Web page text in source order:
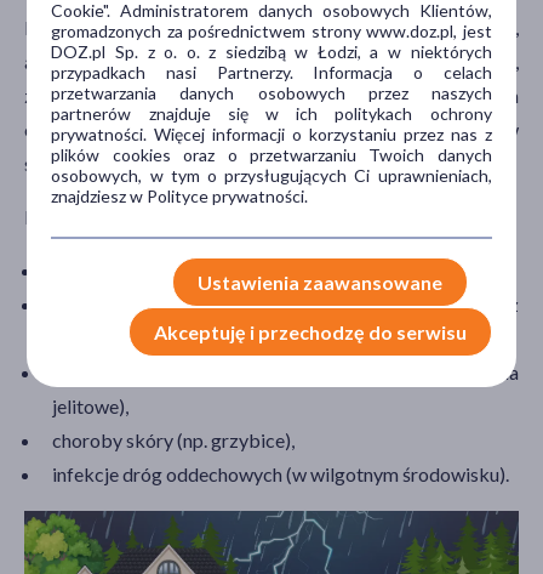
Powódź to nie tylko zagrożenie fizyczne i infrastrukturalne,
ale takżerealne ryzyko epidemii chorób zakaźnych
zwłaszcza w warunkach przeludnienia w miejscach
ewakuacji, braku dostępu do czystej wody, problemów
sanitarnych i trudności z utrzymaniem higieny osobistej.
Najczęstsze zagrożenia:
wirusowe zapalenie wątroby typu A i E
leptospiroza (choroba odzwierzęca przenoszona przez
gryzonie, szczególnie szczury),
i czerwonka (bakteryjne zakażenia
jelitowe),
choroby skóry (np. grzybice),
infekcje dróg oddechowych (w wilgotnym środowisku).
Cookie". Administratorem danych osobowych Klientów,
gromadzonych za pośrednictwem strony www.doz.pl, jest
DOZ.pl Sp. z o. o. z siedzibą w Łodzi, a w niektórych
przypadkach nasi Partnerzy. Informacja o celach
przetwarzania danych osobowych przez naszych
partnerów znajduje się w ich politykach ochrony
prywatności. Więcej informacji o korzystaniu przez nas z
plików cookies oraz o przetwarzaniu Twoich danych
osobowych, w tym o przysługujących Ci uprawnieniach,
znajdziesz w Polityce prywatności.
Ustawienia zaawansowane
Akceptuję i przechodzę do serwisu